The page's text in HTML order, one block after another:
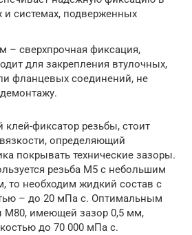
и системах, подверженных
– сверхпрочная фиксация,
для закрепления втулочных,
фланцевых соединений, не
фиксатор резьбы, стоит
определяющий
покрывать технические зазоры.
резьба М5 с небольшим
то необходим жидкий состав с
– до 20 мПа с. Оптимальным
имеющей зазор 0,5 мм,
до 70 000 мПа с.